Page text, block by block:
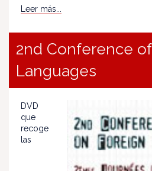
Leer más...
2nd Conference
Languages
DVD
que
recoge
las